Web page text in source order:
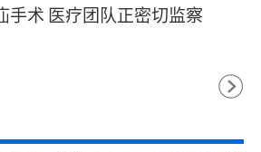
手术 医疗团队正密切监察